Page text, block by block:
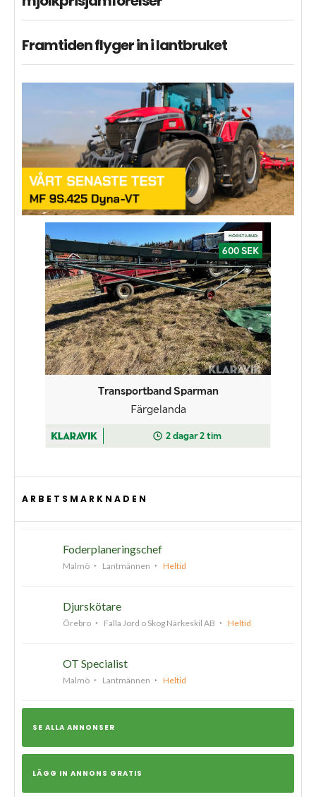
Framtiden flyger in i lantbruket
ARBETSMARKNADEN
Foderplaneringschef
Malmö Lantmännen Heltid
Djurskötare
Örebro Falla Jord o Skog Närkeskil AB Heltid
OT Specialist
Malmö Lantmännen Heltid
SE ALLA ANNONSER
LÄGG IN ANNONS GRATIS